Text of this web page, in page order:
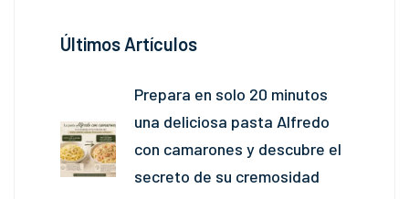
Últimos Artículos
Prepara en solo 20 minutos
una deliciosa pasta Alfredo
con camarones y descubre el
secreto de su cremosidad